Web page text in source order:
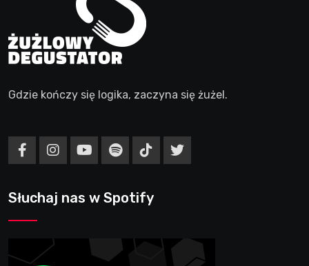
Gdzie kończy się logika, zaczyna się żużel.
Słuchaj nas w Spotify